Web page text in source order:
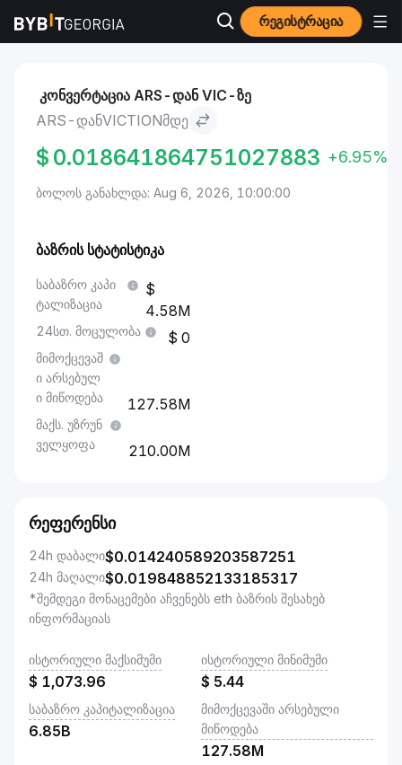
რეგისტრაცია
ბაზრები Viction ფასი VIC ARS to Viction
კონვერტაცია ARS-დან VIC-ზე
ARS-ᲓᲐᲜVICTIONᲛᲓᲔ
$ 0.018641864751027883 +6.95%
ბოლოს განახლდა: Aug 6, 2026, 10:00:00
ბაზრის სტატისტიკა
საბაზრო კაპი
ტალიზაცია
4.58M
24სთ. მოცულობა 0
მიმოქცევაშ
ი არსებულ
ი მიწოდება
127.58M
მაქს. უზრუნ
ველყოფა
210.00M
რეფერენსი
24h დაბალი$0.014240589203587251
24h მაღალი$0.019848852133185317
*შემდეგი მონაცემები აჩვენებს eth ბაზრის შესახებ
ინფორმაციას
ისტორიული მაქსიმუმი
$ 1,073.96
ისტორიული მინიმუმი
$ 5.44
საბაზრო კაპიტალიზაცია
6.85B
მიმოქცევაში არსებული
მიწოდება
127.58M